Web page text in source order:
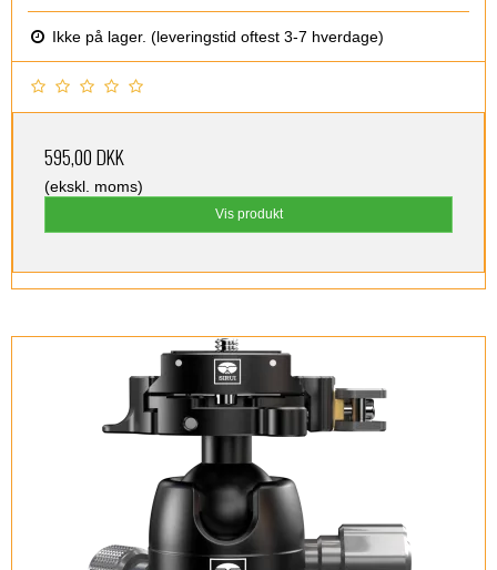
Ikke på lager. (leveringstid oftest 3-7 hverdage)
595,00 DKK
(ekskl. moms)
Vis produkt